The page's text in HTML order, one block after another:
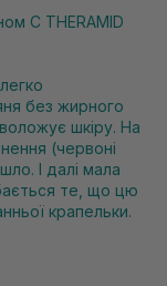
C THERAMID
без жирного
шкіру. На
(червоні
І далі мала
те, що цю
крапельки.